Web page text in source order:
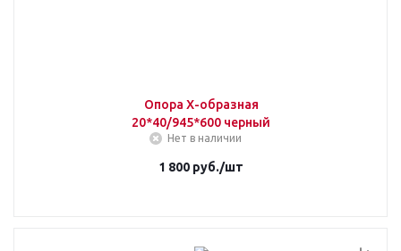
Опора X-образная
20*40/945*600 черный
Нет в наличии
1 800 руб./шт